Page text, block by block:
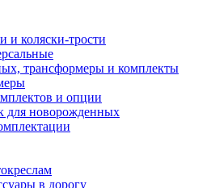
и коляски-трости
трансформеры и комплекты
и опции
для новорожденных
в дорогу